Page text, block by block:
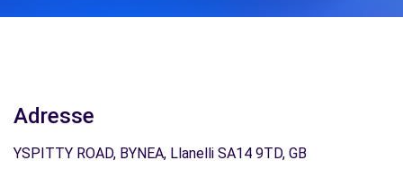
Adresse
YSPITTY ROAD, BYNEA, Llanelli SA14 9TD, GB